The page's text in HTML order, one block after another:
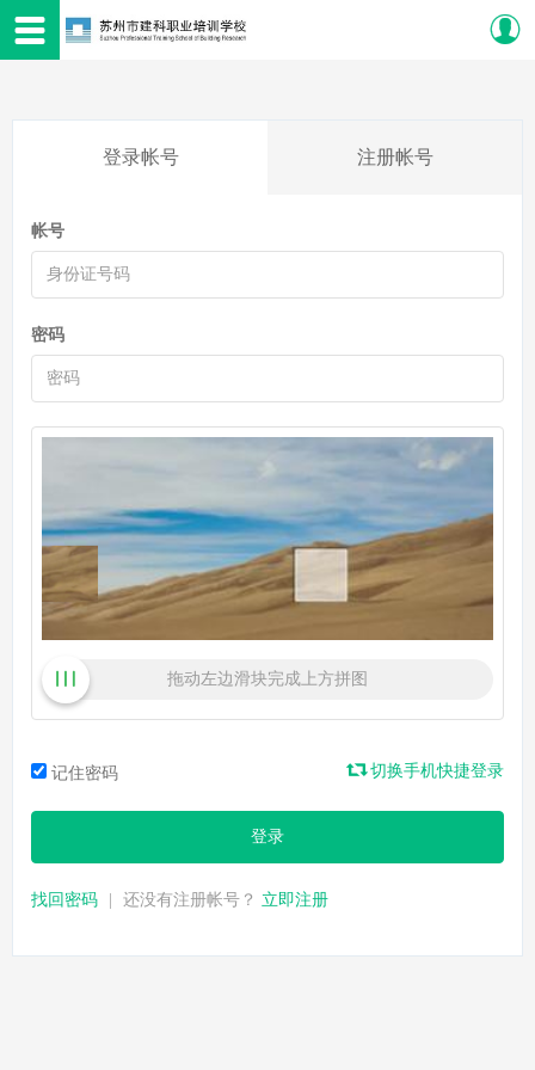
登录帐号 注册帐号
帐号
密码
拖动左边滑块完成上方拼图
记住密码 切换手机快捷登录
登录
找回密码 | 还没有注册帐号？ 立即注册